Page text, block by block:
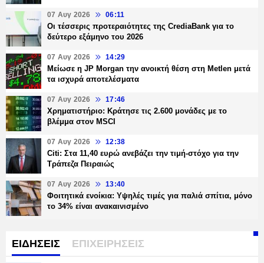
07 Αυγ 2026 06:11
Οι τέσσερις προτεραιότητες της CrediaBank για το
δεύτερο εξάμηνο του 2026
07 Αυγ 2026 14:29
Μείωσε η JP Morgan την ανοικτή θέση στη Metlen μετά
τα ισχυρά αποτελέσματα
07 Αυγ 2026 17:46
Χρηματιστήριο: Κράτησε τις 2.600 μονάδες με το
βλέμμα στον MSCI
07 Αυγ 2026 12:38
Citi: Στα 11,40 ευρώ ανεβάζει την τιμή-στόχο για την
Τράπεζα Πειραιώς
07 Αυγ 2026 13:40
Φοιτητικά ενοίκια: Υψηλές τιμές για παλιά σπίτια, μόνο
το 34% είναι ανακαινισμένο
ΕΙΔΗΣΕΙΣ ΕΠΙΧΕΙΡΗΣΕΙΣ